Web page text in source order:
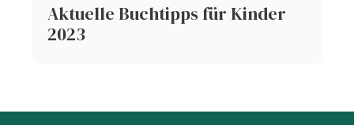
Aktuelle Buchtipps für Kinder
2023